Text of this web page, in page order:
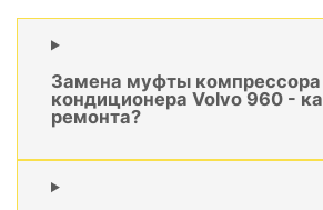
Замена муфты компрессора
кондиционера Volvo 960 -
ремонта?